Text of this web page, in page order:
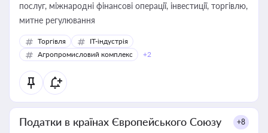
послуг, міжнародні фінансові операції, інвестиції, торгівлю,
митне регулювання
Торгівля
IT-індустрія
Агропромисловий комплекс
+2
Податки в країнах Європейського Союзу +8